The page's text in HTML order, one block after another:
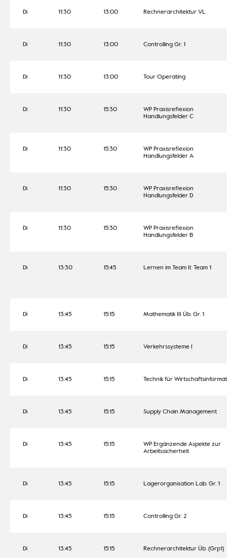
Di 11:30 13:00 Rechnerarchitektur VL
Di 11:30 13:00 Controlling Gr. 1
Di 11:30 13:00 Tour Operating
Di 11:30 15:30
WP Praxisreflexion
Handlungsfelder C
Di 11:30 15:30
WP Praxisreflexion
Handlungsfelder A
Di 11:30 15:30
WP Praxisreflexion
Handlungsfelder D
Di 11:30 15:30
WP Praxisreflexion
Handlungsfelder B
Di 13:30 15:45 Lernen im Team II: Team 1
Di 13:45 15:15 Mathematik III Üb. Gr. 1
Di 13:45 15:15 Verkehrssysteme I
Di 13:45 15:15 Technik für
Di 13:45 15:15 Supply Chain Management
Di 13:45 15:15
WP Ergänzende Aspekte zur
Arbeitssicherheit
Di 13:45 15:15 Lagerorganisation Lab. Gr. 1
Di 13:45 15:15 Controlling Gr. 2
Di 13:45 15:15 Rechnerarchitektur Üb. (Grp1)